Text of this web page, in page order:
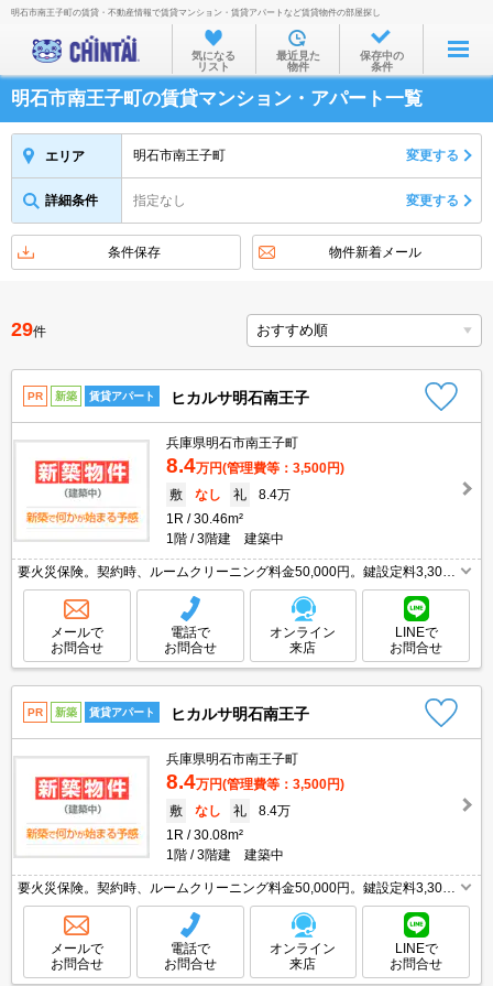
お部屋を探す
沿線・駅から
住所から
物件特集から
不動産会社から
TOP
明石市南王子町の賃貸・不動産情報で賃貸マンション・賃貸アパートなど賃貸物件の部屋探し
気になる
リスト
最近見た
物件
保存中の
条件
明石市南王子町の賃貸マンション・アパート一覧
エリア 明石市南王子町 変更する
詳細条件 指定なし 変更する
条件保存 物件新着メール
29件
PR 新築 賃貸アパート ヒカルサ明石南王子
兵庫県明石市南王子町
8.4万円(管理費等：3,500円)
敷
なし 礼
8.4万
1R
30.46m²
1階
3階建 建築中
要火災保険。契約時、ルームクリーニング料金50,000円。鍵設定料3,300
円。追い焚き・エアコン・浴室乾燥機付きで設備充実!。インターネット無
料。新築のお部屋で新生活をスタート!。
メールで
お問合せ
電話で
お問合せ
オンライン
来店
LINEで
お問合せ
PR 新築 賃貸アパート ヒカルサ明石南王子
兵庫県明石市南王子町
8.4万円(管理費等：3,500円)
敷
なし 礼
8.4万
1R
30.08m²
1階
3階建 建築中
要火災保険。契約時、ルームクリーニング料金50,000円。鍵設定料3,300
円。追い焚き・エアコン・浴室乾燥機付きで設備充実!。インターネット無
料。新築のお部屋で新生活をスタート!。
メールで
お問合せ
電話で
お問合せ
オンライン
来店
LINEで
お問合せ